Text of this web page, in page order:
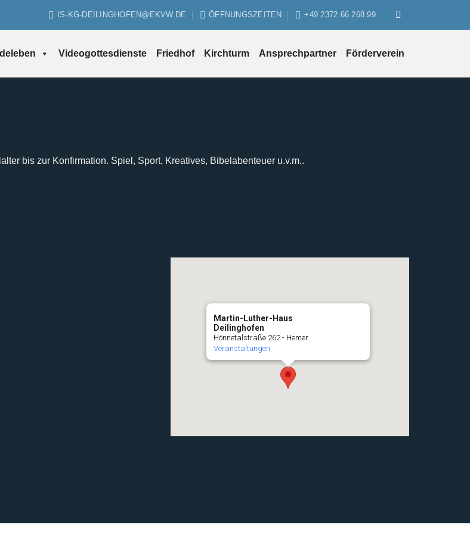
IS-KG-DEILINGHOFEN@EKVW.DE ÖFFNUNGSZEITEN +49 2372 66 268 99
Videogottesdienste Friedhof Kirchturm Ansprechpartner Förderverein
bis zur Konfirmation. Spiel, Sport, Kreatives, Bibelabenteuer u.v.m..
Martin-Luther-Haus
Deilinghofen
Hönnetalstraße 262 - Hemer
Veranstaltungen